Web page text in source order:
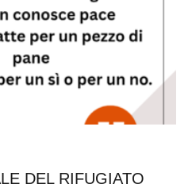
DEL RIFUGIATO